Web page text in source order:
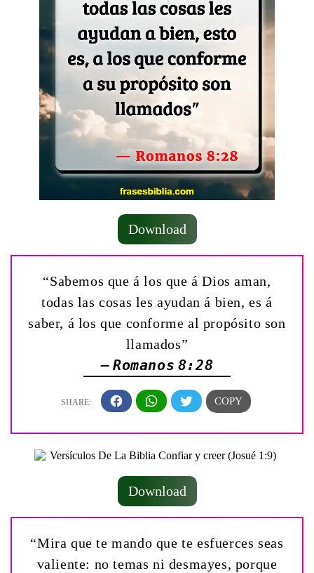
Download
“Sabemos que á los que á Dios aman,
todas las cosas les ayudan á bien, es á
saber, á los que conforme al propósito son
llamados”
— Romanos 8:28
Download
“Mira que te mando que te esfuerces seas
valiente: no temas ni desmayes, porque